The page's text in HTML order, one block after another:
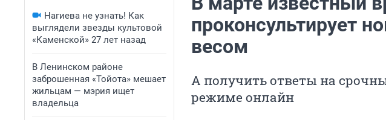
Нагиева не узнать! Как
выглядели звезды культовой
«Каменской» 27 лет назад
В Ленинском районе
заброшенная «Тойота» мешает
жильцам — мэрия ищет
владельца
проконсультирует
весом
А получить ответы на
режиме онлайн